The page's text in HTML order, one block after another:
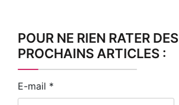
POUR NE RIEN RATER DES
PROCHAINS ARTICLES :
E-mail *